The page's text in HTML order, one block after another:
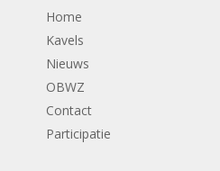
Home
Kavels
Nieuws
OBWZ
Contact
Participatie